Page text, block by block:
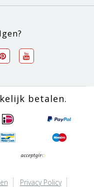
betalen.
Privacy Policy